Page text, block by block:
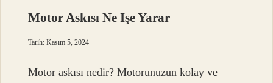
Motor Askısı Ne Işe Yarar
Tarih: Kasım 5, 2024
Motor askısı nedir? Motorunuzun kolay ve